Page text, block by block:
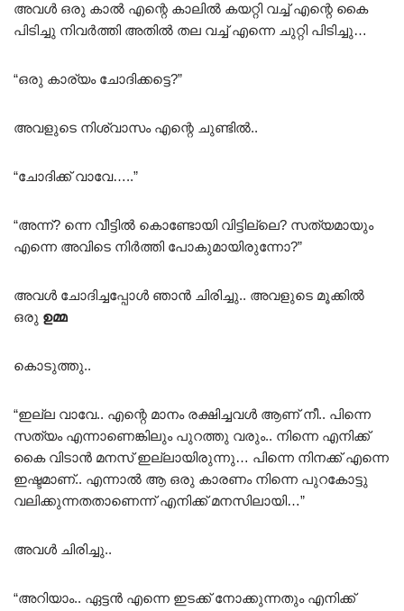
അവൾ ഒരു കാൽ എന്റെ കാലിൽ കയറ്റി വച്ച് എന്റെ കൈ
പിടിച്ചു നിവർത്തി അതിൽ തല വച്ച് എന്നെ ചുറ്റി പിടിച്ചു…
“ഒരു കാര്യം ചോദിക്കട്ടെ?”
അവളുടെ നിശ്വാസം എന്റെ ചുണ്ടിൽ..
“ചോദിക്ക് വാവേ…..”
“അന്ന്? ന്നെ വീട്ടിൽ കൊണ്ടോയി വിട്ടില്ലെ? സത്യമായും
എന്നെ അവിടെ നിർത്തി പോകുമായിരുന്നോ?”
അവൾ ചോദിച്ചപ്പോൾ ഞാൻ ചിരിച്ചു.. അവളുടെ മൂക്കിൽ
ഒരു ഉമ്മ
കൊടുത്തു..
“ഇല്ല വാവേ.. എന്റെ മാനം രക്ഷിച്ചവൾ ആണ് നീ.. പിന്നെ
സത്യം എന്നാണെങ്കിലും പുറത്തു വരും.. നിന്നെ എനിക്ക്
കൈ വിടാൻ മനസ് ഇല്ലായിരുന്നു… പിന്നെ നിനക്ക് എന്നെ
ഇഷ്ടമാണ്.. എന്നാൽ ആ ഒരു കാരണം നിന്നെ പുറകോട്ടു
വലിക്കുന്നതതാണെന്ന് എനിക്ക് മനസിലായി…”
അവൾ ചിരിച്ചു..
“അറിയാം.. ഏട്ടൻ എന്നെ ഇടക്ക് നോക്കുന്നതും എനിക്ക്